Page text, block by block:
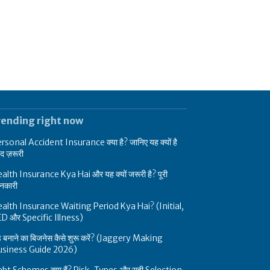
right now
Accident Insurance क्या है? जानिए यह क्यों है
ज़रूरी
Insurance Kya Hai और यह क्यों जरूरी है? पूरी
Insurance Waiting Period Kya Hai? (Initial,
और Specific Illness)
बनाने का बिजनेस कैसे शुरू करें? (Jaggery Making
Guide 2026)